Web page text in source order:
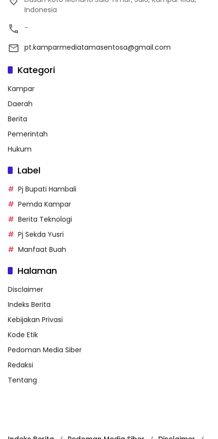
Indonesia
-
pt.kamparmediatamasentosa@gmail.com
Kategori
Kampar
Daerah
Berita
Pemerintah
Hukum
Label
Pj Bupati Hambali
Pemda Kampar
Berita Teknologi
Pj Sekda Yusri
Manfaat Buah
Halaman
Disclaimer
Indeks Berita
Kebijakan Privasi
Kode Etik
Pedoman Media Siber
Redaksi
Tentang